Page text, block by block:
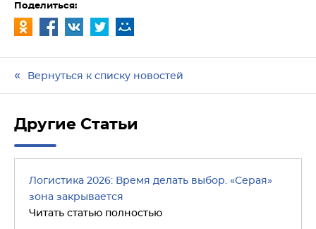
Поделиться:
Вернуться к списку новостей
Другие Статьи
Логистика 2026: Время делать выбор. «Серая»
зона закрывается
Читать статью полностью